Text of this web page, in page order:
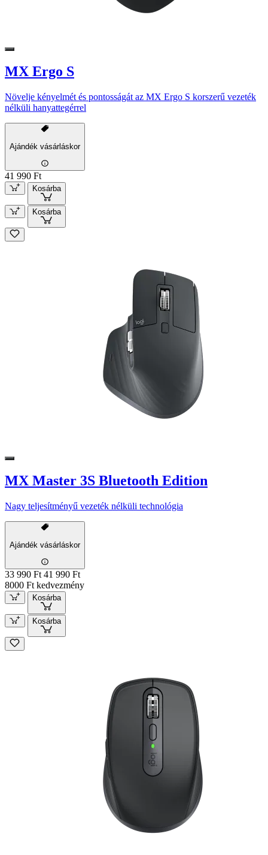
MX Ergo S
Növelje kényelmét és pontosságát az MX Ergo S korszerű vezeték
nélküli hanyattegérrel
Ajándék vásárláskor
41 990 Ft
Kosárba
Kosárba
MX Master 3S Bluetooth Edition
Nagy teljesítményű vezeték nélküli technológia
Ajándék vásárláskor
33 990 Ft 41 990 Ft
8000 Ft kedvezmény
Kosárba
Kosárba